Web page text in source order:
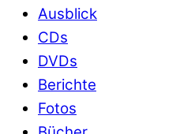
Ausblick
CDs
DVDs
Berichte
Fotos